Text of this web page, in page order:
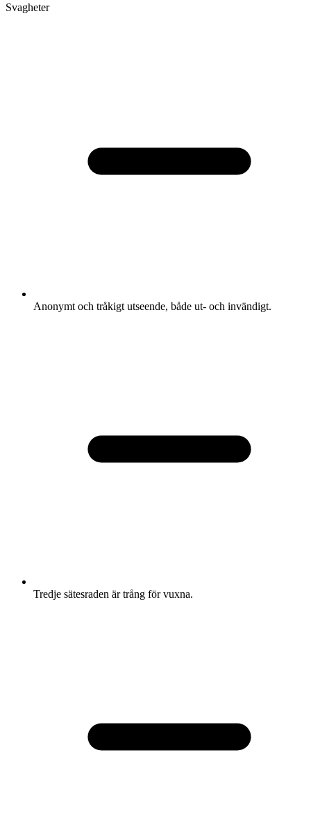
Svagheter
Anonymt och tråkigt utseende, både ut- och invändigt.
Tredje sätesraden är trång för vuxna.